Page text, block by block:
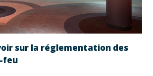
sur la réglementation des
feu